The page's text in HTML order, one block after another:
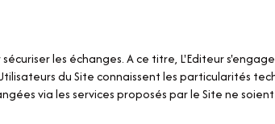
les échanges. A ce titre, L'Editeur
du Site connaissent les particularités
via les services proposés par le Site ne